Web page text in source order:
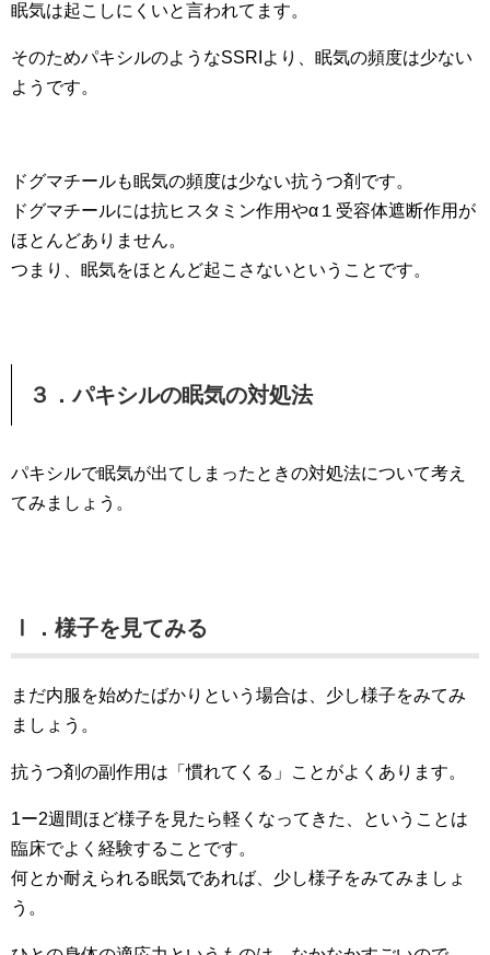
眠気は起こしにくいと言われてます。
そのためパキシルのようなSSRIより、眠気の頻度は少ない
ようです。
ドグマチールも眠気の頻度は少ない抗うつ剤です。
ドグマチールには抗ヒスタミン作用やα１受容体遮断作用が
ほとんどありません。
つまり、眠気をほとんど起こさないということです。
３．パキシルの眠気の対処法
パキシルで眠気が出てしまったときの対処法について考え
てみましょう。
Ⅰ．様子を見てみる
まだ内服を始めたばかりという場合は、少し様子をみてみ
ましょう。
抗うつ剤の副作用は「慣れてくる」ことがよくあります。
1ー2週間ほど様子を見たら軽くなってきた、ということは
臨床でよく経験することです。
何とか耐えられる眠気であれば、少し様子をみてみましょ
う。